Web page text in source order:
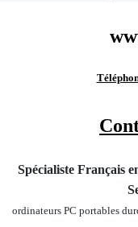
Spécialiste Français
ordinateurs PC portables